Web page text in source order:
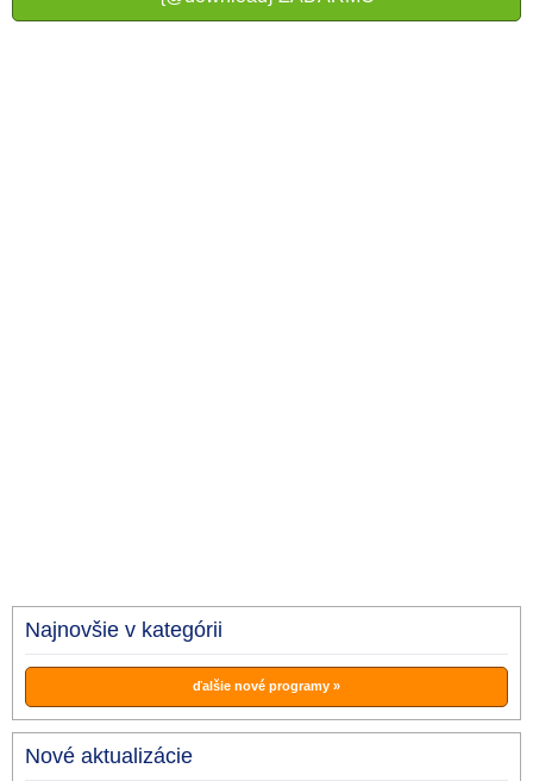
Najnovšie v kategórii
ďalšie nové programy »
Nové aktualizácie